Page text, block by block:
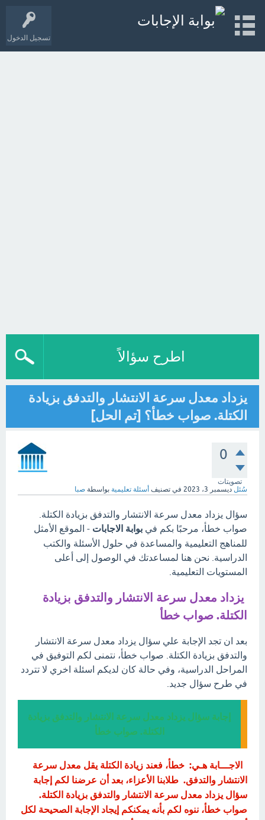
تسجيل الدخول
اطرح سؤالاً
يزداد معدل سرعة الانتشار والتدفق بزيادة
الكتلة. صواب خطأ؟ [تم الحل]
0
تصويتات
سُئل ديسمبر 3، 2023 في تصنيف أسئلة تعليمية بواسطة صبا
سؤال يزداد معدل سرعة الانتشار والتدفق بزيادة الكتلة.
صواب خطأ، مرحبًا بكم في بوابة الاجابات - الموقع الأمثل
للمناهج التعليمية والمساعدة في حلول الأسئلة والكتب
الدراسية. نحن هنا لمساعدتك في الوصول إلى أعلى
المستويات التعليمية.
يزداد معدل سرعة الانتشار والتدفق بزيادة
الكتلة. صواب خطأ
بعد ان تجد الإجابة علي سؤال يزداد معدل سرعة الانتشار
والتدفق بزيادة الكتلة. صواب خطأ، نتمنى لكم التوفيق في
المراحل الدراسية، وفي حالة كان لديكم اسئلة اخري لا تتردد
في طرح سؤال جديد.
إجابة سؤال يزداد معدل سرعة الانتشار والتدفق بزيادة
الكتلة. صواب خطأ
الاجـــابة هـي: خطأ، فعند زيادة الكتلة يقل معدل سرعة
الانتشار والتدفق. طلابنا الأعزاء، بعد أن عرضنا لكم إجابة
سؤال يزداد معدل سرعة الانتشار والتدفق بزيادة الكتلة.
صواب خطأ، ننوه لكم بأنه يمكنكم إيجاد الإجابة الصحيحة لكل